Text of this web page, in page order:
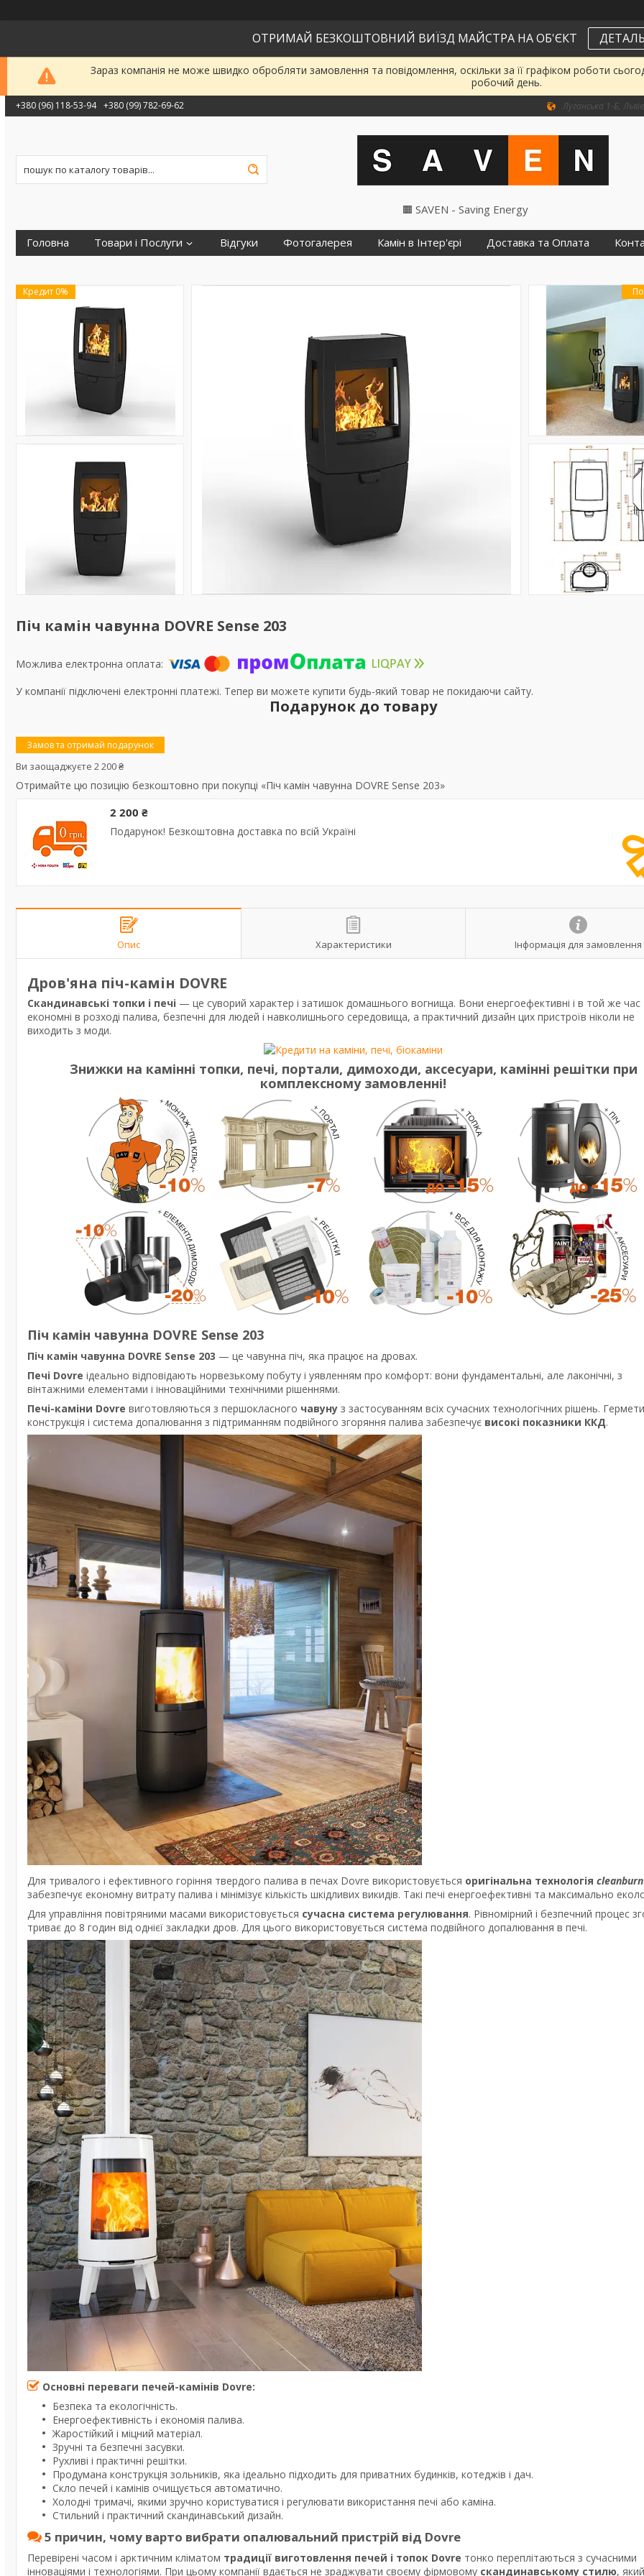
ОТРИМАЙ БЕЗКОШТОВНИЙ ВИЇЗД МАЙСТРА НА ОБ'ЄКТ
Зараз компанія не може швидко обробляти замовлення та повідомлення, оскільки за її графіком роботи
робочий день.
+380 (96) 118-53-94 +380 (99) 782-69-62 Луганська 1-Б,
🟧 SAVEN - Saving Energy
Головна Товари і Послуги Відгуки Фотогалерея Камін в Інтер'єрі Доставка та Оплата
Кредит 0%
Піч камін чавунна DOVRE Sense 203
У компанії підключені електронні платежі. Тепер ви можете купити будь-який товар не покидаючи сайту.
Подарунок до товару
Замов та отримай подарунок
Ви заощаджуєте 2 200 ₴
Отримайте цю позицію безкоштовно при покупці «Піч камін чавунна DOVRE Sense 203»
2 200 ₴
Подарунок! Безкоштовна доставка по всій Україні
Опис Характеристики Інформація для замовлення
Дров'яна піч-камін DOVRE
Скандинавські топки і печі — це суворий характер і затишок домашнього вогнища. Вони енергоефективні і в той же час
економні в розході палива, безпечні для людей і навколишнього середовища, а практичний дизайн цих пристроїв ніколи не
виходить з моди.
Знижки на камінні топки, печі, портали, димоходи, аксесуари, камінні решітки при
комплексному замовленні!
Піч камін чавунна DOVRE Sense 203
Піч камін чавунна DOVRE Sense 203 — це чавунна піч, яка працює на дровах.
Печі Dovre ідеально відповідають норвезькому побуту і уявленням про комфорт: вони фундаментальні, але лаконічні, з
вінтажними елементами і інноваційними технічними рішеннями.
Печі-каміни Dovre виготовляються з першокласного чавуну з застосуванням всіх сучасних технологічних рішень.
конструкція і система допалювання з підтриманням подвійного згоряння палива забезпечує високі показники ККД.
Для тривалого і ефективного горіння твердого палива в печах Dovre використовується оригінальна технологія cleanburn
забезпечує економну витрату палива і мінімізує кількість шкідливих викидів. Такі печі енергоефективні та максимально
Для управління повітряними масами використовується сучасна система регулювання. Рівномірний і безпечний процес
триває до 8 годин від однієї закладки дров. Для цього використовується система подвійного допалювання в печі.
Основні переваги печей-камінів Dovre:
Безпека та екологічність.
Енергоефективність і економія палива.
Жаростійкий і міцний матеріал.
Зручні та безпечні засувки.
Рухливі і практичні решітки.
Продумана конструкція зольників, яка ідеально підходить для приватних будинків, котеджів і дач.
Скло печей і камінів очищується автоматично.
Холодні тримачі, якими зручно користуватися і регулювати використання печі або каміна.
Стильний і практичний скандинавський дизайн.
5 причин, чому варто вибрати опалювальний пристрій від Dovre
Перевірені часом і арктичним кліматом традиції виготовлення печей і топок Dovre тонко переплітаються з сучасними
інноваціями і технологіями. При цьому компанії вдається не зраджувати своєму фірмовому скандинавському стилю, який